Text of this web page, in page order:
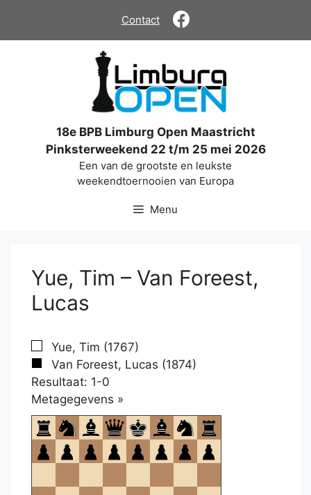
de
Contact
18e BPB Limburg Open Maastricht
Pinksterweekend 22 t/m 25 mei 2026
Een van de grootste en leukste
weekendtoernooien van Europa
Menu
Yue, Tim – Van Foreest,
Lucas
Yue, Tim (1767)
Van Foreest, Lucas (1874)
Resultaat: 1-0
Metagegevens »
om
te
openen.